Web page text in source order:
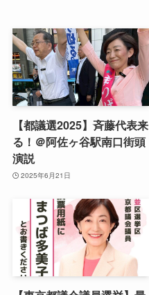
【都議選2025】斉藤代表来
る！＠阿佐ヶ谷駅南口街頭
演説
2025年6月21日